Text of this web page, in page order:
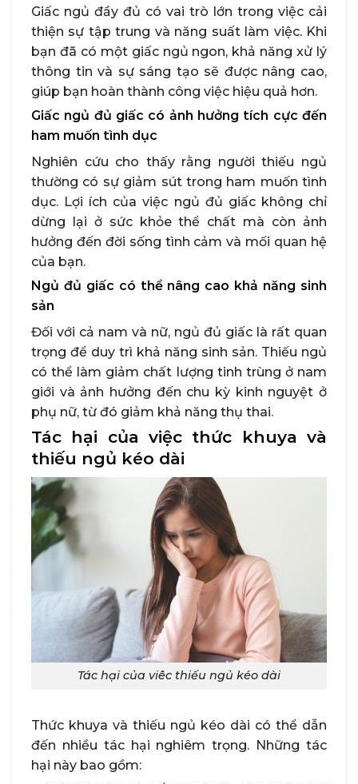
Giấc ngủ đầy đủ có vai trò lớn trong việc cải
thiện sự tập trung và năng suất làm việc. Khi
bạn đã có một giấc ngủ ngon, khả năng xử lý
thông tin và sự sáng tạo sẽ được nâng cao,
giúp bạn hoàn thành công việc hiệu quả hơn.
Giấc ngủ đủ giấc có ảnh hưởng tích cực đến
ham muốn tình dục
Nghiên cứu cho thấy rằng người thiếu ngủ
thường có sự giảm sút trong ham muốn tình
dục. Lợi ích của việc ngủ đủ giấc không chỉ
dừng lại ở sức khỏe thể chất mà còn ảnh
hưởng đến đời sống tình cảm và mối quan hệ
của bạn.
Ngủ đủ giấc có thể nâng cao khả năng sinh
sản
Đối với cả nam và nữ, ngủ đủ giấc là rất quan
trọng để duy trì khả năng sinh sản. Thiếu ngủ
có thể làm giảm chất lượng tinh trùng ở nam
giới và ảnh hưởng đến chu kỳ kinh nguyệt ở
phụ nữ, từ đó giảm khả năng thụ thai.
Tác hại của việc thức khuya và
thiếu ngủ kéo dài
Tác hại của viêc thiếu ngủ kéo dài
Thức khuya và thiếu ngủ kéo dài có thể dẫn
đến nhiều tác hại nghiêm trọng. Những tác
hại này bao gồm: